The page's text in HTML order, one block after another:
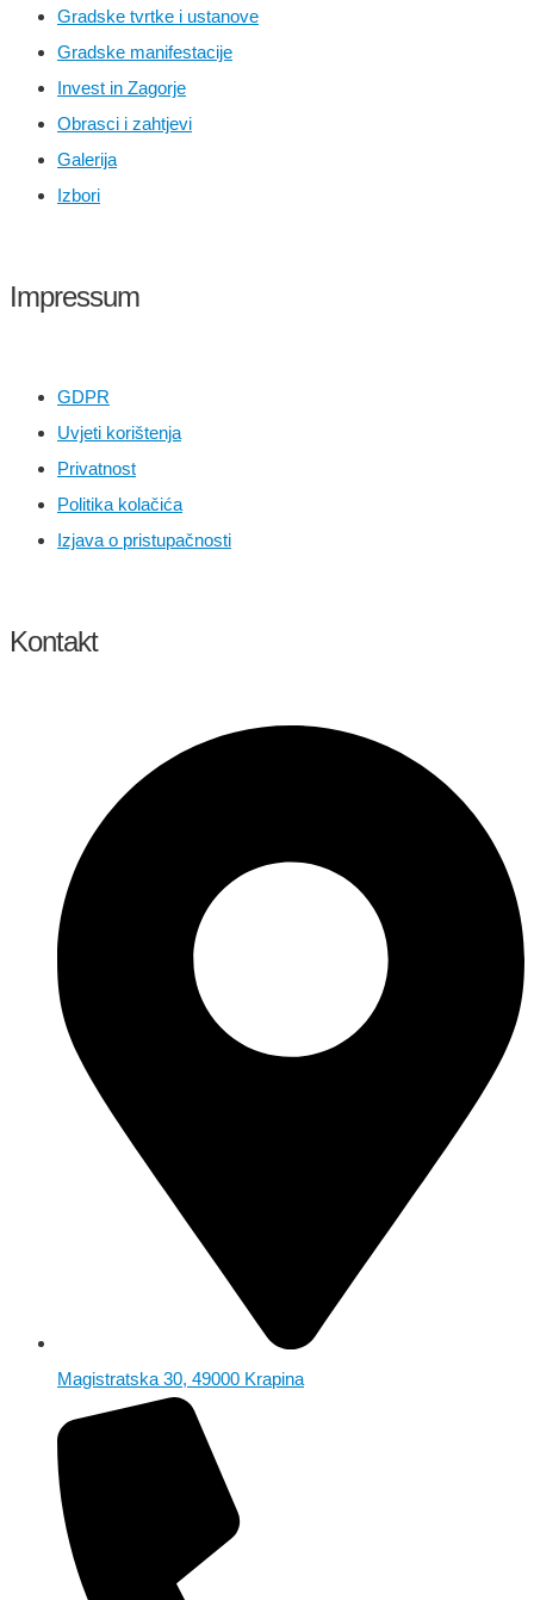
Gradske tvrtke i ustanove
Gradske manifestacije
Invest in Zagorje
Obrasci i zahtjevi
Galerija
Izbori
Impressum
GDPR
Uvjeti korištenja
Privatnost
Politika kolačića
Izjava o pristupačnosti
Kontakt
Magistratska 30, 49000 Krapina